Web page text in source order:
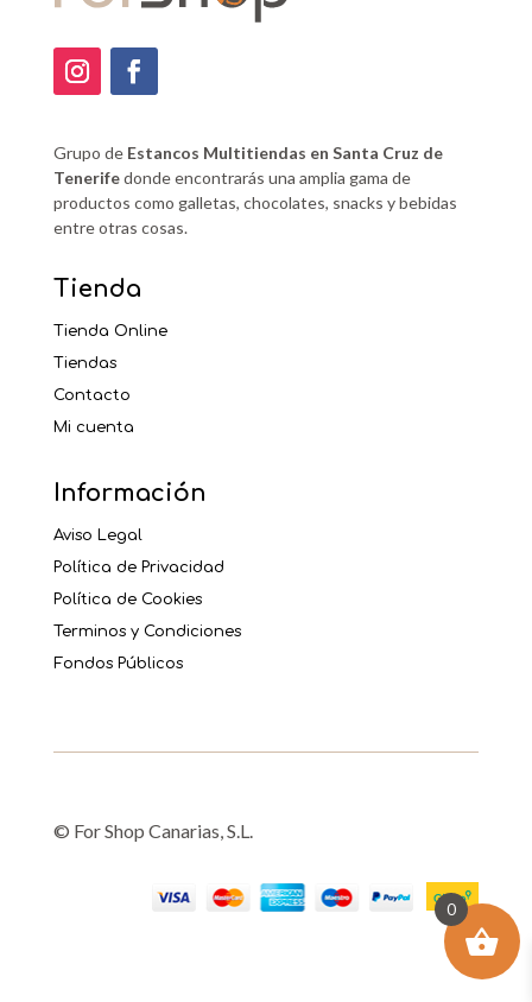
Grupo de Estancos Multitiendas en Santa Cruz de
Tenerifedonde encontrarás una amplia gama de
productos como galletas, chocolates, snacks y bebidas
entre otras cosas.
Tienda
Tienda Online
Tiendas
Contacto
Mi cuenta
Información
Aviso Legal
Política de Privacidad
Política de Cookies
Terminos y Condiciones
Fondos Públicos
© For Shop Canarias, S.L.
0